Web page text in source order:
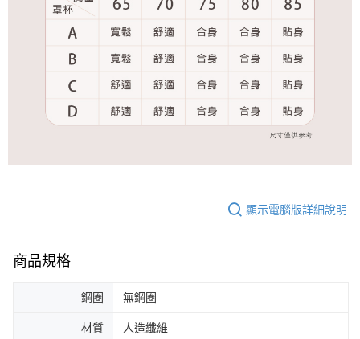
顯示電腦版詳細說明
商品規格
鋼圈 無鋼圈
材質 人造纖維